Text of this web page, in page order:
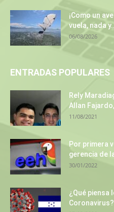
¡Como un
vuela, nada
06/08/2026
ENTRADAS POPULARES
Rely
Allan
11/08/2021
Por primera
gerencia de
30/01/2022
¿Qué piensa